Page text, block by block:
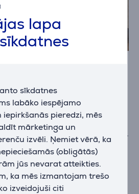
lapa
sīkdatnes
labāko iespējamo
pieredzi, mēs
mārketinga un
izvēli. Ņemiet vērā, ka
(obligātās)
jūs nevarat atteikties.
ka mēs izmantojam trešo
izveidojuši citi
putekļu sūcēji
uzkopšanas ierīces ir
tavas mājas uzkopšanu
Shark piedāvā plašu
sūcēju klāstu ar
pamatojoties uz
un atsauksmēm. Sākot ar
noliecas zem mēbelēm, un
kas novērš putekļsūcēja
ar DuoClean tehnoloģiju